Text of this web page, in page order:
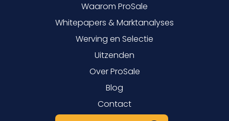
Waarom ProSale
Whitepapers & Marktanalyses
Werving en Selectie
Uitzenden
Over ProSale
Blog
Contact